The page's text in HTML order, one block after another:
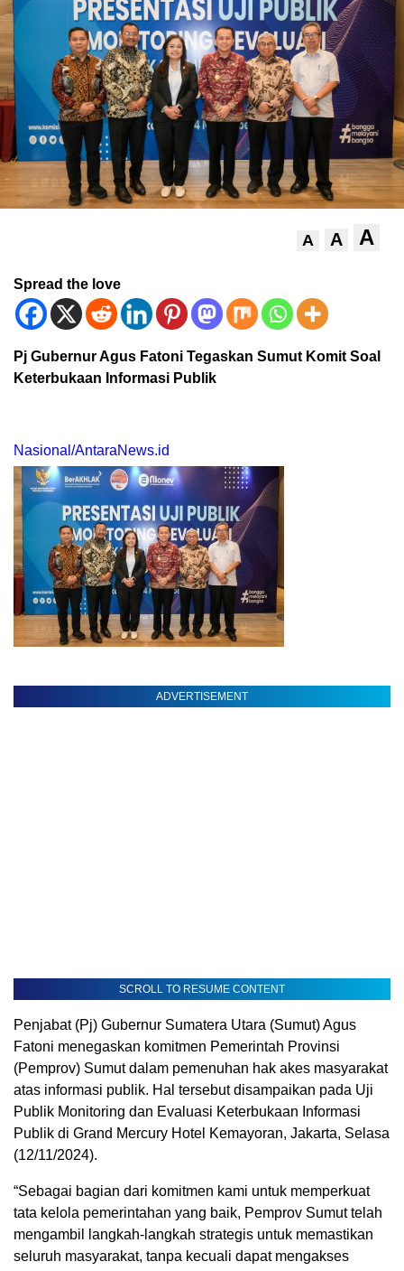
A A A
Spread the love
Pj Gubernur Agus Fatoni Tegaskan Sumut Komit Soal
Keterbukaan Informasi Publik
Nasional/AntaraNews.id
ADVERTISEMENT
SCROLL TO RESUME CONTENT
Penjabat (Pj) Gubernur Sumatera Utara (Sumut) Agus
Fatoni menegaskan komitmen Pemerintah Provinsi
(Pemprov) Sumut dalam pemenuhan hak akes masyarakat
atas informasi publik. Hal tersebut disampaikan pada Uji
Publik Monitoring dan Evaluasi Keterbukaan Informasi
Publik di Grand Mercury Hotel Kemayoran, Jakarta, Selasa
(12/11/2024).
“Sebagai bagian dari komitmen kami untuk memperkuat
tata kelola pemerintahan yang baik, Pemprov Sumut telah
mengambil langkah-langkah strategis untuk memastikan
seluruh masyarakat, tanpa kecuali dapat mengakses